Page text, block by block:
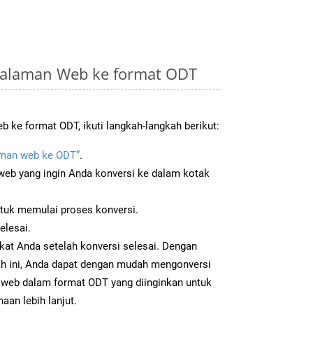
Web ke format ODT
ke format ODT, ikuti langkah-langkah berikut:
web ke ODT”.
yang ingin Anda konversi ke dalam kotak
memulai proses konversi.
Anda setelah konversi selesai. Dengan
ini, Anda dapat dengan mudah mengonversi
dalam format ODT yang diinginkan untuk
lebih lanjut.